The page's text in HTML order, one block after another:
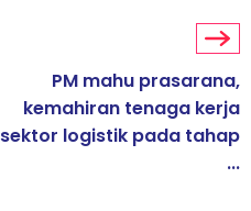
PM mahu prasarana,
kemahiran tenaga kerja
sektor logistik pada tahap
...